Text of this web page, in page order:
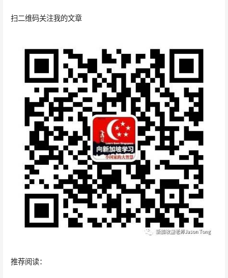
扫二维码关注我的文章
推荐阅读：